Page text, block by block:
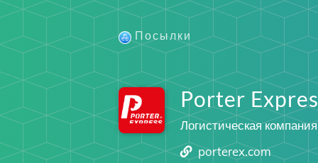
Посылки
Porter
Логистическая компания
porterex.com